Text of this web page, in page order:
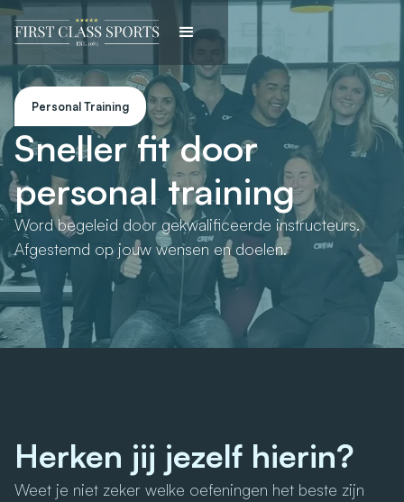
Personal Training
Sneller fit door
personal training
Word begeleid door gekwalificeerde instructeurs.
Afgestemd op jouw wensen en doelen.
Herken jij jezelf hierin?
Weet je niet zeker welke oefeningen het beste zijn